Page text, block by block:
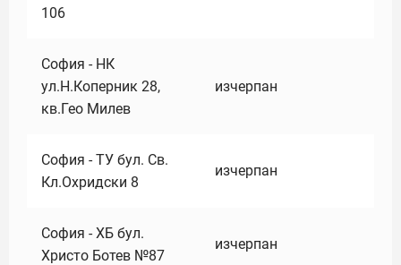
106
София - НК
ул.Н.Коперник 28,
кв.Гео Милев
изчерпан
София - ТУ бул. Св.
Кл.Охридски 8
изчерпан
София - ХБ бул.
Христо Ботев №87
изчерпан